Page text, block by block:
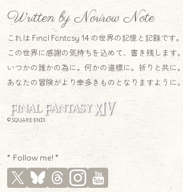
Written by Norirow Note
これは Final Fantasy 14 の世界の記憶と記録です。
この世界に感謝の気持ちを込めて、書き残します。
いつかの誰かの為に。何かの道標に。祈りと共に。
あなたの冒険がより幸多きものとなりますように。
© SQUARE ENIX
* Follow me! *